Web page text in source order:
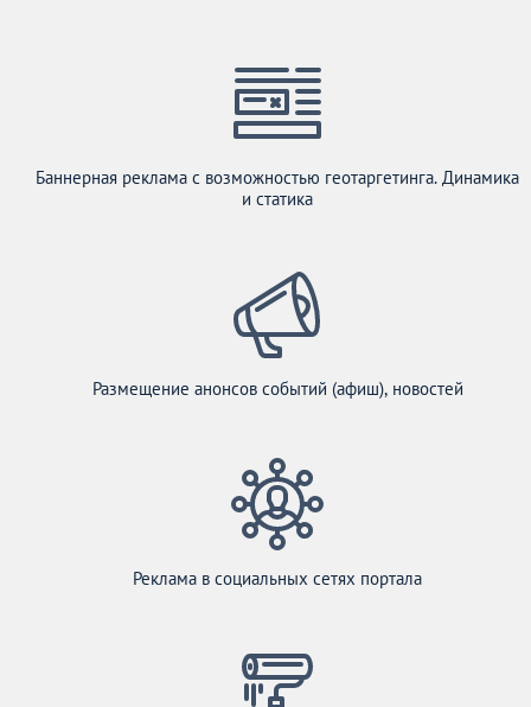
Баннерная реклама с возможностью геотаргетинга. Динамика
и статика
Размещение анонсов событий (афиш), новостей
Реклама в социальных сетях портала